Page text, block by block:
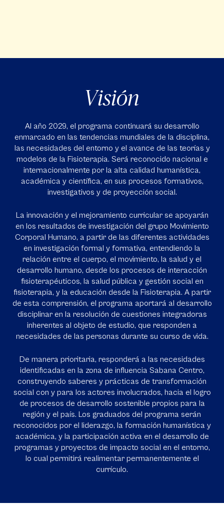
Visión
Al año 2029, el programa continuará su desarrollo
enmarcado en las tendencias mundiales de la disciplina,
las necesidades del entorno y el avance de las teorías y
modelos de la Fisioterapia. Será reconocido nacional e
internacionalmente por la alta calidad humanística,
académica y científica, en sus procesos formativos,
investigativos y de proyección social.
La innovación y el mejoramiento curricular se apoyarán
en los resultados de investigación del grupo Movimiento
Corporal Humano, a partir de las diferentes actividades
en investigación formal y formativa, entendiendo la
relación entre el cuerpo, el movimiento, la salud y el
desarrollo humano, desde los procesos de interacción
fisioterapéuticos, la salud pública y gestión social en
fisioterapia, y la educación desde la Fisioterapia. A partir
de esta comprensión, el programa aportará al desarrollo
disciplinar en la resolución de cuestiones integradoras
inherentes al objeto de estudio, que responden a
necesidades de las personas durante su curso de vida.
De manera prioritaria, responderá a las necesidades
identificadas en la zona de influencia Sabana Centro,
construyendo saberes y prácticas de transformación
social con y para los actores involucrados, hacia el logro
de procesos de desarrollo sostenible propios para la
región y el país. Los graduados del programa serán
reconocidos por el liderazgo, la formación humanística y
académica, y la participación activa en el desarrollo de
programas y proyectos de impacto social en el entorno,
lo cual permitirá realimentar permanentemente el
currículo.